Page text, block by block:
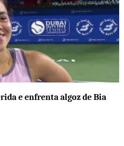
e enfrenta algoz de Bia